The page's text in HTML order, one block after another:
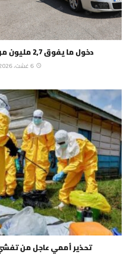
دخول ما يفوق 2,7 مليون من مغاربة العالم
6 غشت، 2026
تحذير أممي عاجل من